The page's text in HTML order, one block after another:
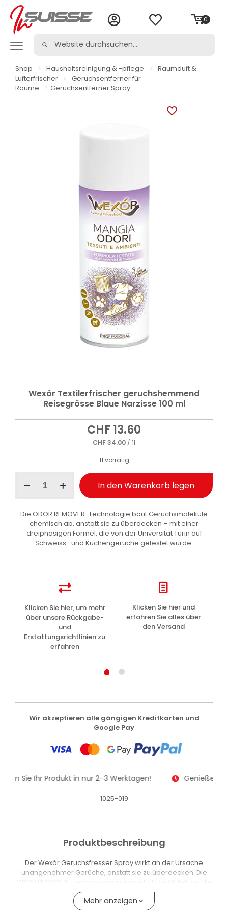
0
Shop > Haushaltsreinigung & -pflege >
Raumduft &
Lufterfrischer
>
Geruchsentferner für
Räume
> Geruchsentferner Spray
Wexór Textilerfrischer geruchshemmend
Reisegrösse Blaue Narzisse 100 ml
CHF13.60
CHF34.00 / 1l
11 vorrätig
Textilerfrischer
Blaue
Narzisse
In den Warenkorb legen
Die ODOR REMOVER-Technologie baut Geruchsmoleküle
chemisch ab, anstatt sie zu überdecken – mit einer
dreiphasigen Formel, die von der Universität Turin auf
Schweiss- und Küchengerüche getestet wurde.
Klicken Sie hier, um mehr
über unsere Rückgabe-
und
Erstattungsrichtlinien zu
erfahren
Klicken Sie hier und
erfahren Sie alles über
den Versand
Wir akzeptieren alle gängigen Kreditkarten und
Google Pay
Sie Ihr Produkt in nur 2–3 Werktagen! Genießen
1025-019
Produktbeschreibung
Der Wexór Geruchsfresser Spray wirkt an der Ursache
unangenehmer Gerüche, anstatt sie zu überdecken. Die
ODOR REMOVER-Technologie integriert aktive Moleküle, die
direkt mit den geruchsbildenden Molekülen reagieren,
diese abbauen und einen frischen, sauberen Duft
hinterlassen.
Mehr anzeigen